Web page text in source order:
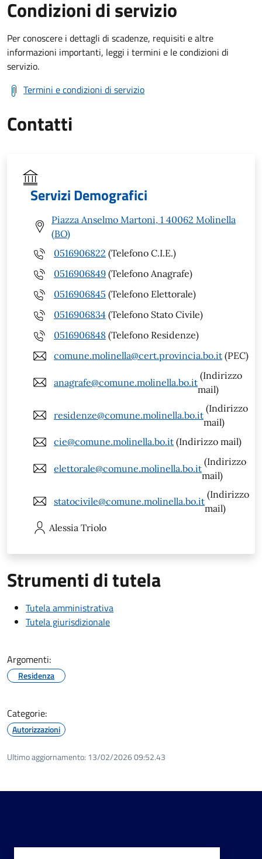
Condizioni di servizio
Per conoscere i dettagli di scadenze, requisiti e altre
informazioni importanti, leggi i termini e le condizioni di
servizio.
Termini e condizioni di servizio
Contatti
Servizi Demografici
Piazza Anselmo Martoni, 1 40062 Molinella
(BO)
0516906822 (Telefono C.I.E.)
0516906849 (Telefono Anagrafe)
0516906845 (Telefono Elettorale)
0516906834 (Telefono Stato Civile)
0516906848 (Telefono Residenze)
comune.molinella@cert.provincia.bo.it (PEC)
anagrafe@comune.molinella.bo.it
(Indirizzo
mail)
residenze@comune.molinella.bo.it
(Indirizzo
mail)
cie@comune.molinella.bo.it (Indirizzo mail)
elettorale@comune.molinella.bo.it
(Indirizzo
mail)
statocivile@comune.molinella.bo.it
(Indirizzo
mail)
Alessia Triolo
Strumenti di tutela
Tutela amministrativa
Tutela giurisdizionale
Argomenti:
Residenza
Categorie:
Autorizzazioni
Ultimo aggiornamento: 13/02/2026 09:52.43